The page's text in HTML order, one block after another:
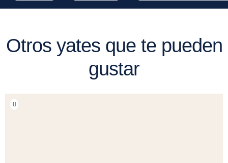
Otros yates que te pueden
gustar